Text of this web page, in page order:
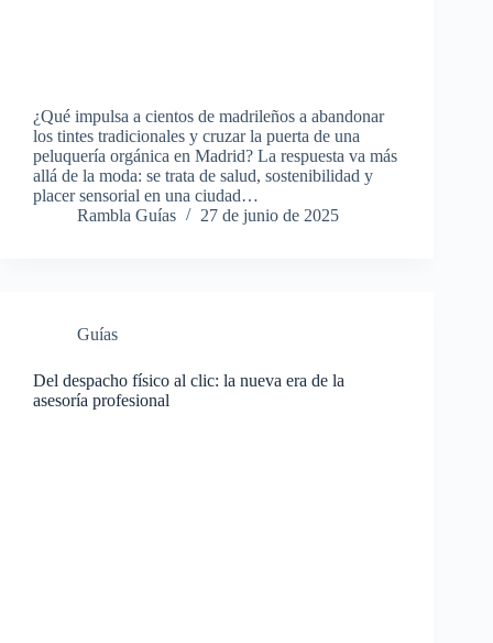
¿Qué impulsa a cientos de madrileños a abandonar
los tintes tradicionales y cruzar la puerta de una
peluquería orgánica en Madrid? La respuesta va más
allá de la moda: se trata de salud, sostenibilidad y
placer sensorial en una ciudad…
Rambla Guías
27 de junio de 2025
Guías
Del despacho físico al clic: la nueva era de la
asesoría profesional